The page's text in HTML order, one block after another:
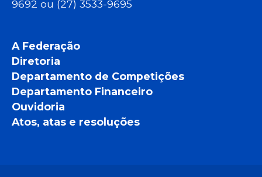
9692 ou (27) 3533-9695
A Federação
Diretoria
Departamento de Competições
Departamento Financeiro
Ouvidoria
Atos, atas e resoluções